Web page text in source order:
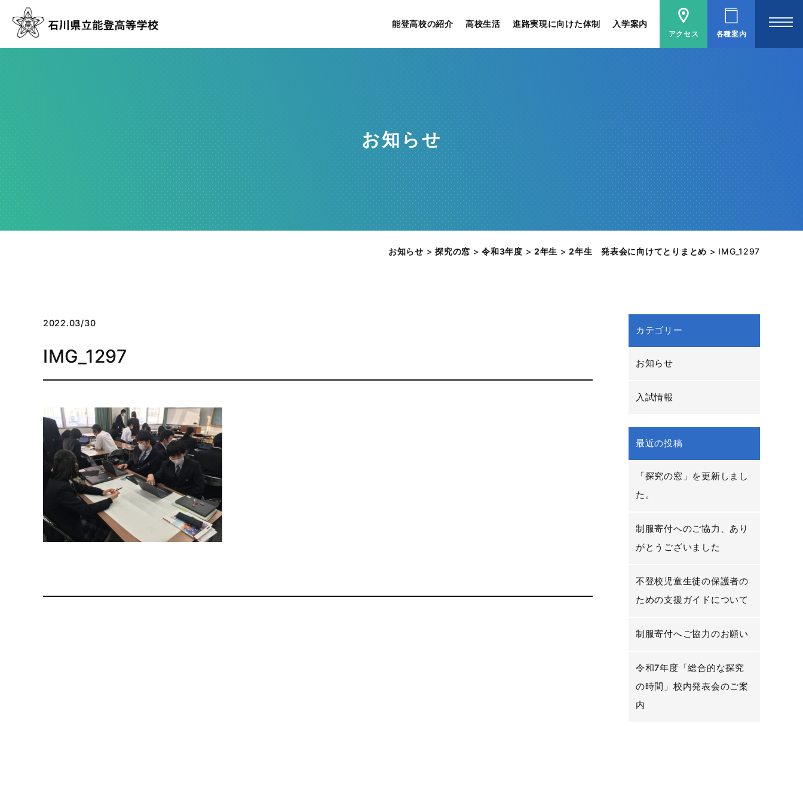
能登高校の紹介 高校生活 進路実現に向けた体制 入学案内
アクセス 各種案内
お知らせ
お知らせ >探究の窓 >令和3年度 >2年生 >2年生 発表会に向けてとりまとめ > IMG_1297
2022.03/30
IMG_1297
カテゴリー
お知らせ
入試情報
最近の投稿
「探究の窓」を更新しまし
た。
制服寄付へのご協力、あり
がとうございました
不登校児童生徒の保護者の
ための支援ガイドについて
制服寄付へご協力のお願い
令和7年度「総合的な探究
の時間」校内発表会のご案
内